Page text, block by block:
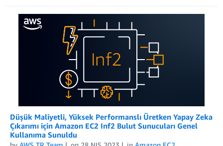
Düşük Maliyetli, Yüksek Performanslı Üretken Yapay Zeka
Çıkarımı için Amazon EC2 Inf2 Bulut Sunucuları Genel
Kullanıma Sunuldu